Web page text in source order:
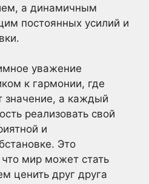
а динамичным
постоянных усилий и
уважение
к гармонии, где
значение, а каждый
реализовать свой
и
Это
мир может стать
ценить друг друга